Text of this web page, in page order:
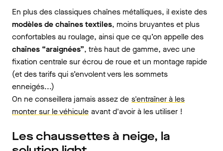
En plus des classiques chaînes métalliques, il existe des
modèles de chaînes textiles, moins bruyantes et plus
confortables au roulage, ainsi que ce qu’on appelle des
chaînes “araignées”, très haut de gamme, avec une
fixation centrale sur écrou de roue et un montage rapide
(et des tarifs qui s’envolent vers les sommets
enneigés...)
On ne conseillera jamais assez de s'entraîner à les
monter sur le véhicule avant d'avoir à les utiliser !
Les chaussettes à neige, la